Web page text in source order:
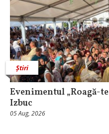
Știri
Evenimentul „Roagă-
Izbuc
05 Aug, 2026